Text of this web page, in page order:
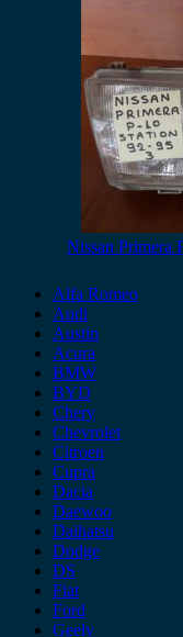
Nissan Primera
Alfa Romeo
Audi
Austin
Acura
BMW
BYD
Chery
Chevrolet
Citroen
Cupra
Dacia
Daewoo
Daihatsu
Dodge
DS
Fiat
Ford
Geely